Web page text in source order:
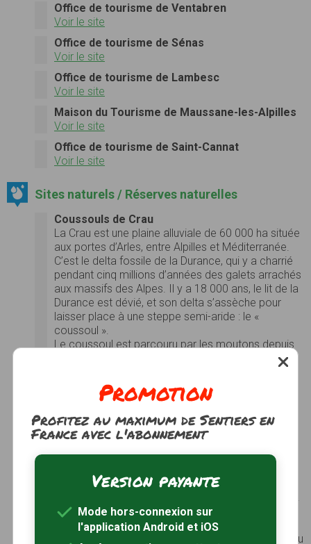
Office de tourisme de Ventabren
Voir le site
Office de tourisme de Sénas
Voir le site
Office de tourisme de Lambesc
Voir le site
Maison du Tourisme de Maussane-les-Alpilles
Voir le site
Office de tourisme de Saint-Cannat
Voir le site
Sites naturels / Réserves naturelles
Coussouls de Crau
La Crau est une plaine alluviale de 60 000 ha située
aux portes d’Arles, entre Alpilles et Méditerranée.
C’est le delta fossile de la Durance, qui y a charrié
pendant cinq millions d’années des galets arrachés
aux massifs des Alpes. Il y a 18 000 ans, le lit de la
Durance est dévié, et son delta s’assèche pour
laisser place à une steppe semi-aride : le «
coussoul ».
Le coussoul est parcouru par les moutons depuis
l’Antiquité (et même le Néolithique), comme en
romaines. La Crau reste aujourd’hui le principal
terroir de l’élevage ovin transhumant de Basse
Poitevine-Regarde-Venir
Les Marais du Vigueirat constituent un site majeur
300 espèces d’oiseaux, soit plus de 60% de
l’avifaune française, ont été observées sur le
domaine. Le site est d’importance internationale ou
Promotion
Profitez au maximum de Sentiers en
France avec l'abonnement
Version payante
Mode hors-connexion sur
l'application Android et iOS